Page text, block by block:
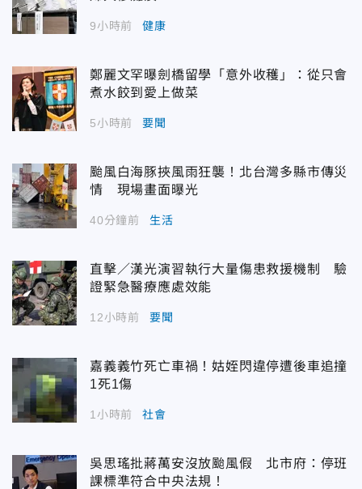
9小時前 健康
鄭麗文罕曝劍橋留學「意外收穫」：從只會
煮水餃到愛上做菜
5小時前 要聞
颱風白海豚挾風雨狂襲！北台灣多縣市傳災
情 現場畫面曝光
40分鐘前 生活
直擊／漢光演習執行大量傷患救援機制 驗
證緊急醫療應處效能
12小時前 要聞
嘉義義竹死亡車禍！姑姪閃違停遭後車追撞
1死1傷
1小時前 社會
吳思瑤批蔣萬安沒放颱風假 北市府：停班
課標準符合中央法規！